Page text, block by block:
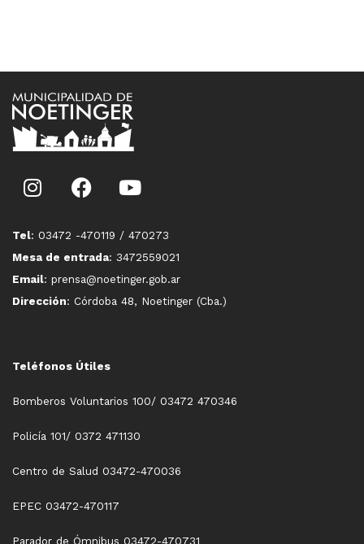
Tel: 03472 -470119 / 470273
Mesa de entrada: 3472559021
Email: prensa@noetinger.gob.ar
Dirección: Córdoba 48, Noetinger (Cba.)
Teléfonos Útiles
Bomberos Voluntarios 100/ 03472 470346
Policía 101/ 0372 471130
Centro de Salud 03472-470036
EPEC 03472-470117
Parador de Ómnibus 03472-470731